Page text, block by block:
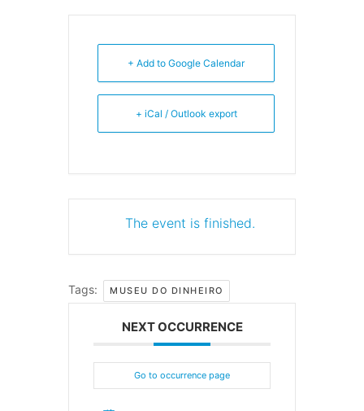
+ Add to Google Calendar
+ iCal / Outlook export
The event is finished.
Tags: MUSEU DO DINHEIRO
NEXT OCCURRENCE
Go to occurrence page